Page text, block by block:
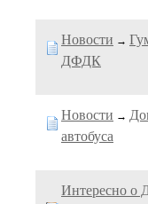
Новости →
ДФДК
Новости →
автобуса
Интересно о